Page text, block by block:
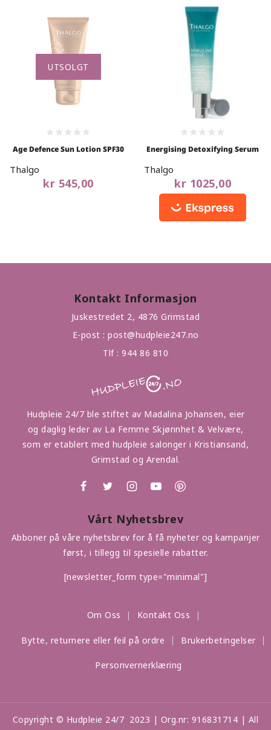
UTSOLGT
0
Age Defence Sun Lotion SPF30
Thalgo
kr 545,00
0
out
Energising Detoxifying Serum
Thalgo
kr 1025,00
Kontakt Informasjon
Juskestredet 2, 4876 Grimstad
E-post : post@hudpleie247.no
Tlf : 944 86 810
Hudpleie 24/7 ble stiftet av Madalina Johansen, eier
og daglig leder av La Femme Skjønnhet & Velvære,
som er etablert med hudpleie salonger i Kristiansand,
Grimstad og Arendal.
Vårt Nyhetsbrev
Abboner på våre nyhetsbrev for å få nyheter og kampanjer
først, i tillegg til spesielle rabatter.
[newsletter_form type="minimal"]
Om Oss Kontakt Oss
Bytte, returnere eller feil på ordre Brukerbetingelser
Personvernerklæring
Copyright © Hudpleie 24/7 2023 | Org.nr: 916831714 | All